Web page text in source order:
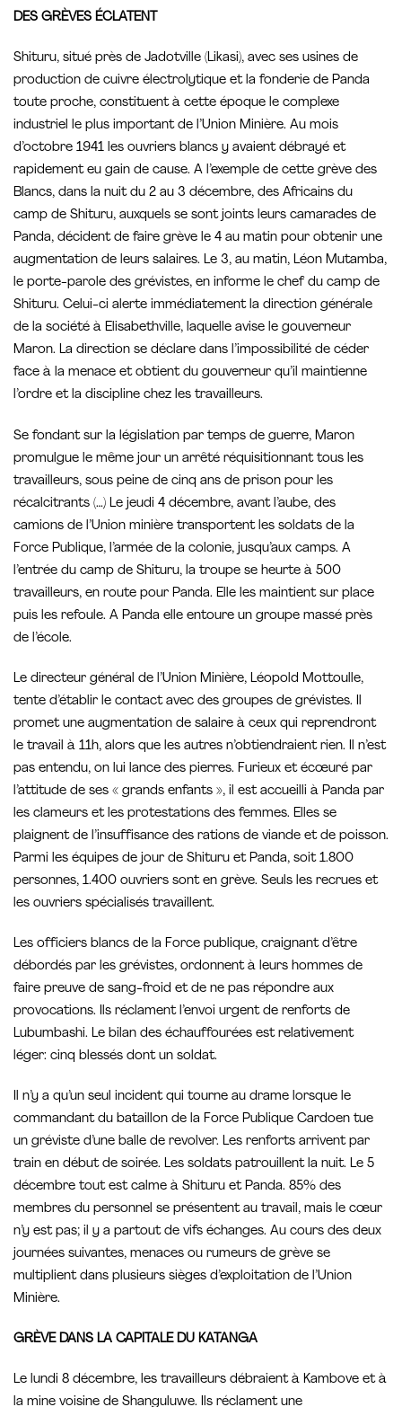
DES GRÈVES ÉCLATENT
Shituru, situé près de Jadotville (Likasi), avec ses usines de
production de cuivre électrolytique et la fonderie de Panda
toute proche, constituent à cette époque le complexe
industriel le plus important de l’Union Minière. Au mois
d’octobre 1941 les ouvriers blancs y avaient débrayé et
rapidement eu gain de cause. A l’exemple de cette grève des
Blancs, dans la nuit du 2 au 3 décembre, des Africains du
camp de Shituru, auxquels se sont joints leurs camarades de
Panda, décident de faire grève le 4 au matin pour obtenir une
augmentation de leurs salaires. Le 3, au matin, Léon Mutamba,
le porte-parole des grévistes, en informe le chef du camp de
Shituru. Celui-ci alerte immédiatement la direction générale
de la société à Elisabethville, laquelle avise le gouverneur
Maron. La direction se déclare dans l’impossibilité de céder
face à la menace et obtient du gouverneur qu’il maintienne
l’ordre et la discipline chez les travailleurs.
Se fondant sur la législation par temps de guerre, Maron
promulgue le même jour un arrêté réquisitionnant tous les
travailleurs, sous peine de cinq ans de prison pour les
récalcitrants (…) Le jeudi 4 décembre, avant l’aube, des
camions de l’Union minière transportent les soldats de la
Force Publique, l’armée de la colonie, jusqu’aux camps. A
l’entrée du camp de Shituru, la troupe se heurte à 500
travailleurs, en route pour Panda. Elle les maintient sur place
puis les refoule. A Panda elle entoure un groupe massé près
de l’école.
Le directeur général de l’Union Minière, Léopold Mottoulle,
tente d’établir le contact avec des groupes de grévistes. Il
promet une augmentation de salaire à ceux qui reprendront
le travail à 11h, alors que les autres n’obtiendraient rien. Il n’est
pas entendu, on lui lance des pierres. Furieux et écœuré par
l’attitude de ses « grands enfants », il est accueilli à Panda par
les clameurs et les protestations des femmes. Elles se
plaignent de l’insuffisance des rations de viande et de poisson.
Parmi les équipes de jour de Shituru et Panda, soit 1.800
personnes, 1.400 ouvriers sont en grève. Seuls les recrues et
les ouvriers spécialisés travaillent.
Les officiers blancs de la Force publique, craignant d’être
débordés par les grévistes, ordonnent à leurs hommes de
faire preuve de sang-froid et de ne pas répondre aux
provocations. Ils réclament l’envoi urgent de renforts de
Lubumbashi. Le bilan des échauffourées est relativement
léger: cinq blessés dont un soldat.
Il n’y a qu’un seul incident qui tourne au drame lorsque le
commandant du bataillon de la Force Publique Cardoen tue
un gréviste d’une balle de revolver. Les renforts arrivent par
train en début de soirée. Les soldats patrouillent la nuit. Le 5
décembre tout est calme à Shituru et Panda. 85% des
membres du personnel se présentent au travail, mais le cœur
n’y est pas; il y a partout de vifs échanges. Au cours des deux
journées suivantes, menaces ou rumeurs de grève se
multiplient dans plusieurs sièges d’exploitation de l’Union
Minière.
GRÈVE DANS LA CAPITALE DU KATANGA
Le lundi 8 décembre, les travailleurs débraient à Kambove et à
la mine voisine de Shanguluwe. Ils réclament une